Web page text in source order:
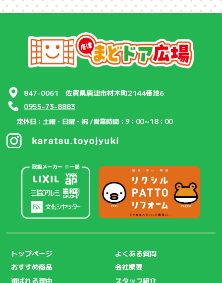
847-0061 佐賀県唐津市材木町2144番地6
0955-73-8883
定休日：土曜・日曜・祝 /営業時間：9：00～18：00
トップページ
おすすめ商品
選ばれる理由
よくある質問
会社概要
スタッフ紹介